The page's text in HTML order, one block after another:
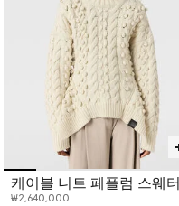
케이블 니트 페플럼 스웨터
₩2,640,000